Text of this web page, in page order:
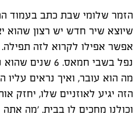
הזמר שלומי שבת כתב בעמוד
שיוצא שיר חדש יש רצון שהוא
נפל בשבי חמאס.
מה הוא עובר, ואיך נראים
הזה יגיע לאוזניים שלו, יחזק
וכולנו מחכים לו בבית. ׳מה